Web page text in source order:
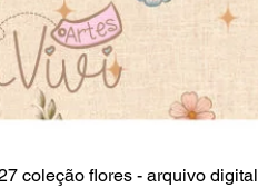
coleção flores - arquivo digital